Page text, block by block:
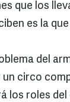
que los
es la
del
circo
los roles